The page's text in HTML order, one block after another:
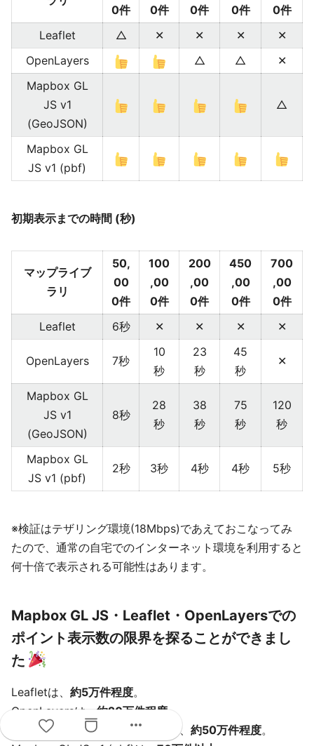
0件
0件
0件
0件
0件
Leaflet
△ ✕ ✕ ✕
✕
OpenLayers
△ △
✕
Mapbox GL
JS v1
(GeoJSON)
△
Mapbox GL
JS v1 (pbf)
初期表示までの時間 (秒)
マップライブ
ラリ
50,
00
0件
100
,00
0件
200
,00
0件
450
,00
0件
700
,00
0件
Leaflet
6秒 ✕ ✕ ✕ ✕
OpenLayers 7秒
10
秒
23
秒
45
秒
✕
Mapbox GL
JS v1
(GeoJSON)
8秒
28
秒
38
秒
75
秒
120
秒
Mapbox GL
JS v1 (pbf)
2秒 3秒 4秒 4秒 5秒
※検証はテザリング環境(18Mbps)であえておこなってみ
たので、通常の自宅でのインターネット環境を利用すると
何十倍で表示される可能性はあります。
Mapbox GL JS・Leaflet・OpenLayersでの
ポイント表示数の限界を探ることができまし
た
Leafletは、 約5万件程度。
OpenLayersは、 約20万件程度
Mapbox GL JS v1 (GeoJSON)は、 約50万件程度。
more_horiz